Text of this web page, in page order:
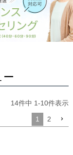
ー
14件中 1-10件表示
1 2